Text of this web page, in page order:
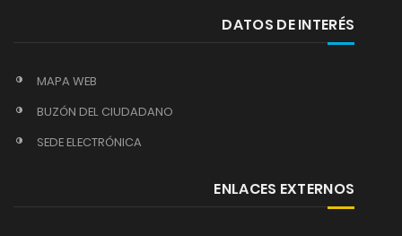
DATOS DE INTERÉS
MAPA WEB
BUZÓN DEL CIUDADANO
SEDE ELECTRÓNICA
ENLACES EXTERNOS